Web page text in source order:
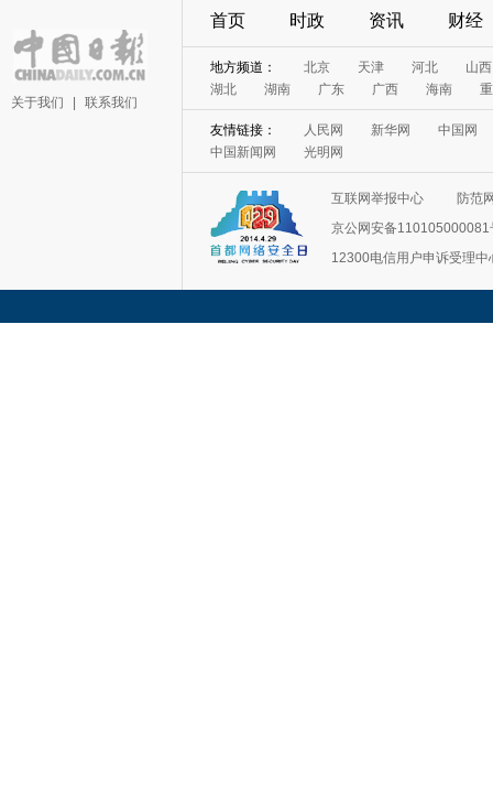
关于我们 联系我们
首页 时政 资讯 财经
互联网举报中心
防范
京公网安备110105000081
12300电信用户申诉受理中